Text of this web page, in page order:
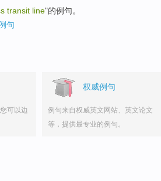
transit line"的例句。
句
可以边
权威例句
例句来自权威英文网站、英文论文
等，提供最专业的例句。